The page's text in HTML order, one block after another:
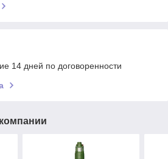
14 дней по договоренности